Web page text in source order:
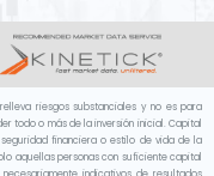
riesgos substanciales y no es para
todo o más de la inversión inicial. Capital
financiera o estilo de vida de la
aquellas personas con suficiente capital